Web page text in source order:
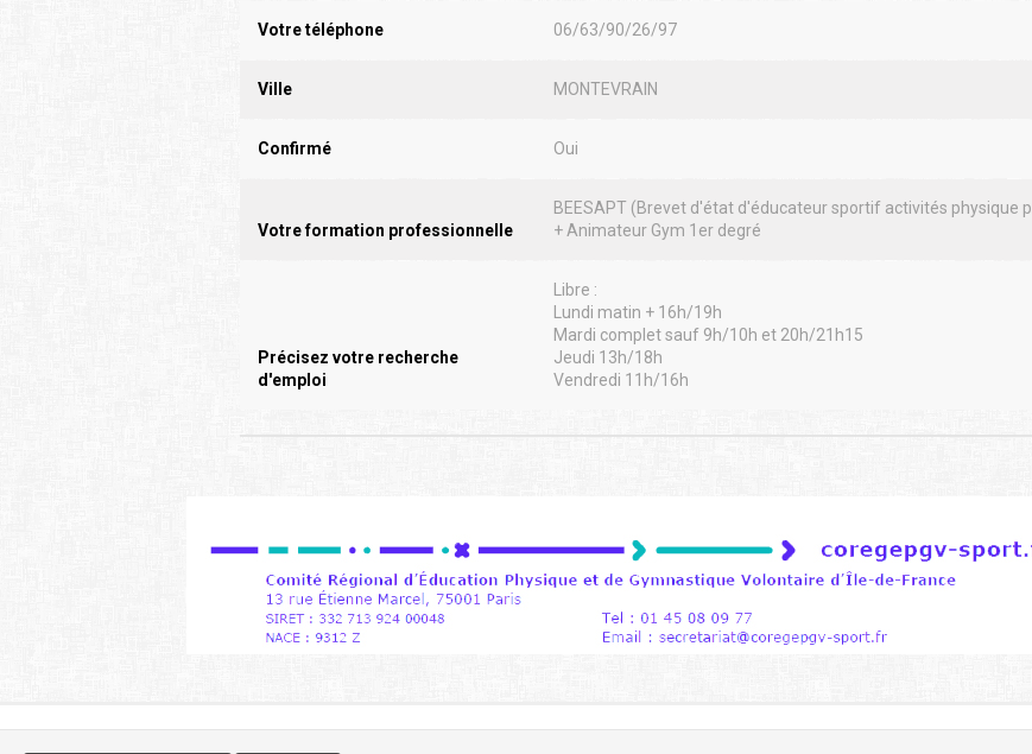
Votre téléphone 06/63/90/26/97
Ville MONTEVRAIN
Confirmé Oui
Votre formation professionnelle
BEESAPT (Brevet d'état d'éducateur sportif activités physique
+ Animateur Gym 1er degré
Précisez votre recherche
d'emploi
Libre :
Lundi matin + 16h/19h
Mardi complet sauf 9h/10h et 20h/21h15
Jeudi 13h/18h
Vendredi 11h/16h